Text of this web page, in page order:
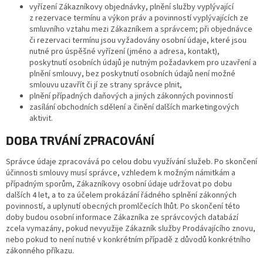
vyřízení Zákazníkovy objednávky, plnění služby vyplývající
z rezervace termínu a výkon práv a povinností vyplývajících ze
smluvního vztahu mezi Zákazníkem a správcem; při objednávce
či rezervaci termínu jsou vyžadovány osobní údaje, které jsou
nutné pro úspěšné vyřízení (jméno a adresa, kontakt),
poskytnutí osobních údajů je nutným požadavkem pro uzavření a
plnění smlouvy, bez poskytnutí osobních údajů není možné
smlouvu uzavřít či jí ze strany správce plnit,
plnění případných daňových a jiných zákonných povinností
zasílání obchodních sdělení a činění dalších marketingových
aktivit.
DOBA TRVÁNÍ ZPRACOVÁNÍ
Správce údaje zpracovává po celou dobu využívání služeb. Po skončení
účinnosti smlouvy musí správce, vzhledem k možným námitkám a
případným sporům, Zákazníkovy osobní údaje udržovat po dobu
dalších 4 let, a to za účelem prokázání řádného splnění zákonných
povinností, a uplynutí obecných promlčecích lhůt. Po skončení této
doby budou osobní informace Zákazníka ze správcových databází
zcela vymazány, pokud nevyužije Zákazník služby Prodávajícího znovu,
nebo pokud to není nutné v konkrétním případě z důvodů konkrétního
zákonného příkazu.